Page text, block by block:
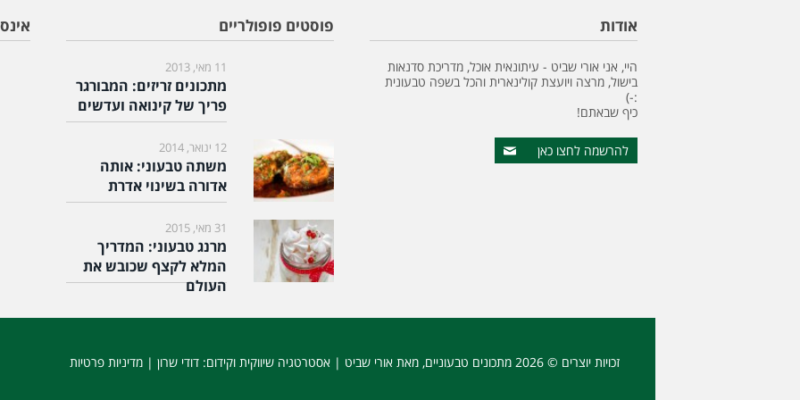
אודות
היי, אני אורי שביט - עיתונאית אוכל, מדריכת סדנאות
בישול, מרצה ויועצת קולינארית והכל בשפה טבעונית
:-)
כיף שבאתם!
להרשמה לחצו כאן
פוסטים פופולריים
11 מאי, 2013
מתכונים זריזים: המבורגר
פריך של קינואה ועדשים
12 ינואר, 2014
משתה טבעוני: אותה
אדורה בשינוי אדרת
31 מאי, 2015
מרנג טבעוני: המדריך
המלא לקצף שכובש את
העולם
זכויות יוצרים © 2026 מתכונים טבעוניים, מאת אורי שביט | אסטרטגיה שיווקית וקידום: דודי שרון | מדיניות פרטיות